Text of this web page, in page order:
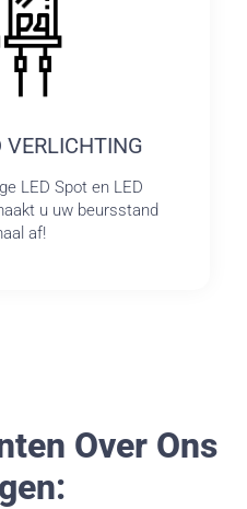
VERLICHTING
LED Spot en LED
u uw beursstand
af!
Over Ons